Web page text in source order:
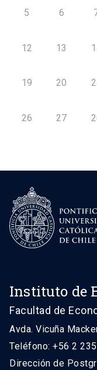
5 6
12 13
19 20
26 27
Instituto de
Facultad de
Avda. Vicuña
Teléfono: +56 2
Dirección de